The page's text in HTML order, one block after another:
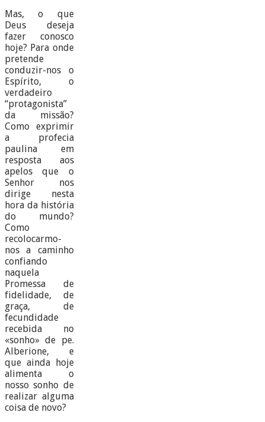
Mas, o que
Deus deseja
fazer conosco
hoje? Para onde
pretende
conduzir-nos o
Espírito, o
verdadeiro
“protagonista”
da missão?
Como exprimir
a profecia
paulina em
resposta aos
apelos que o
Senhor nos
dirige nesta
hora da história
do mundo?
Como
recolocarmo-
nos a caminho
confiando
naquela
Promessa de
fidelidade, de
graça, de
fecundidade
recebida no
«sonho» de pe.
Alberione, e
que ainda hoje
alimenta o
nosso sonho de
realizar alguma
coisa de novo?